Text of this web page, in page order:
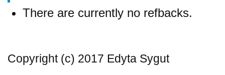
There are currently no refbacks.
Copyright (c) 2017 Edyta Sygut